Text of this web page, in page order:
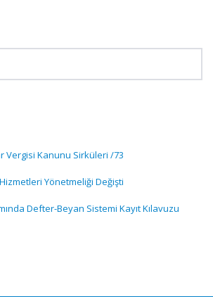
Vergisi Kanunu Sirküleri /73
Yönetmeliği Değişti
Defter-Beyan Sistemi Kayıt Kılavuzu